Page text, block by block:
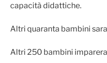
capacità didattiche.
Altri quaranta bambini
Altri 250 bambini